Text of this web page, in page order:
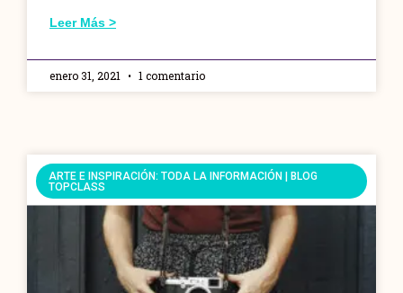
Leer Más >
enero 31, 2021 1 comentario
ARTE E INSPIRACIÓN: TODA LA INFORMACIÓN | BLOG
TOPCLASS